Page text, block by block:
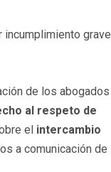
grave
de los abogados
al respeto de
el intercambio
a comunicación de